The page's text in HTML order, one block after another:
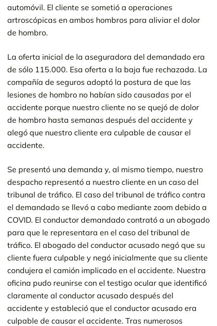
automóvil. El cliente se sometió a operaciones
artroscópicas en ambos hombros para aliviar el dolor
de hombro.
La oferta inicial de la aseguradora del demandado era
de sólo 115.000. Esa oferta a la baja fue rechazada. La
compañía de seguros adoptó la postura de que las
lesiones de hombro no habían sido causadas por el
accidente porque nuestro cliente no se quejó de dolor
de hombro hasta semanas después del accidente y
alegó que nuestro cliente era culpable de causar el
accidente.
Se presentó una demanda y, al mismo tiempo, nuestro
despacho representó a nuestro cliente en un caso del
tribunal de tráfico. El caso del tribunal de tráfico contra
el demandado se llevó a cabo mediante zoom debido a
COVID. El conductor demandado contrató a un abogado
para que le representara en el caso del tribunal de
tráfico. El abogado del conductor acusado negó que su
cliente fuera culpable y negó inicialmente que su cliente
condujera el camión implicado en el accidente. Nuestra
oficina pudo reunirse con el testigo ocular que identificó
claramente al conductor acusado después del
accidente y estableció que el conductor acusado era
culpable de causar el accidente. Tras numerosos